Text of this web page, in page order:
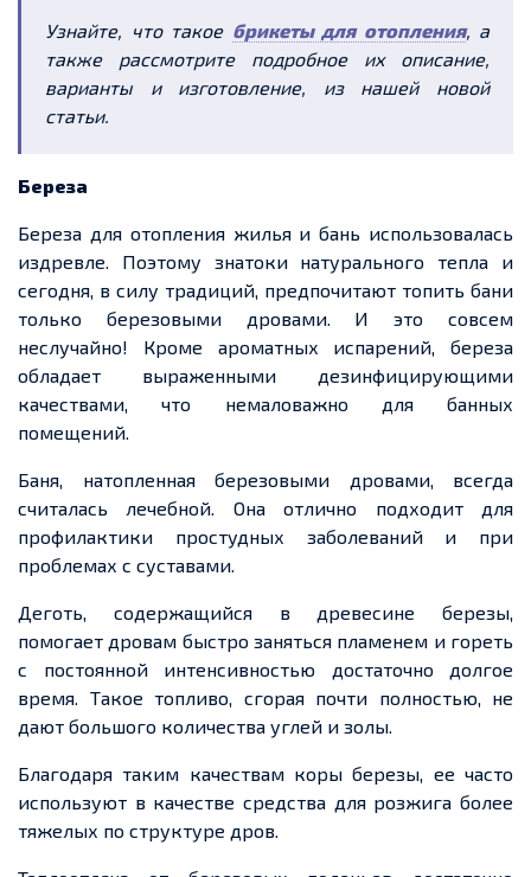
Узнайте, что такое брикеты для отопления, а
также рассмотрите подробное их описание,
варианты и изготовление, из нашей новой
статьи.
Береза
Береза для отопления жилья и бань использовалась
издревле. Поэтому знатоки натурального тепла и
сегодня, в силу традиций, предпочитают топить бани
только березовымидровами. И этосовсем
неслучайно! Кроме ароматных испарений, береза
обладает выраженными дезинфицирующими
качествами, что немаловажно для банных
помещений.
Баня, натопленная березовыми дровами, всегда
считалась лечебной. Она отлично подходит для
профилактики простудных заболеваний и при
проблемах с суставами.
Деготь, содержащийся в древесине березы,
помогает дровам быстро заняться пламенем и гореть
с постоянной интенсивностью достаточно долгое
время. Такое топливо, сгорая почти полностью, не
дают большого количества углей и золы.
Благодаря таким качествам корыберезы, ее часто
используют в качестве средства для розжига более
тяжелых по структуре дров.